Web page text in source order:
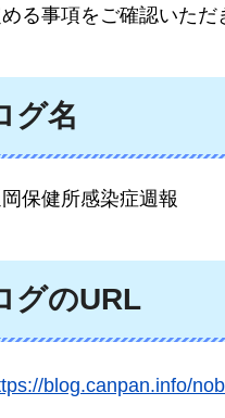
る事項をご確認いただ
グ名
保健所感染症週報
グのURL
blog.canpan.info/